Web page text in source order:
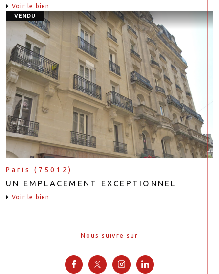
voir le bien
VENDU
Paris (75012)
UN EMPLACEMENT EXCEPTIONNEL
voir le bien
Nous suivre sur